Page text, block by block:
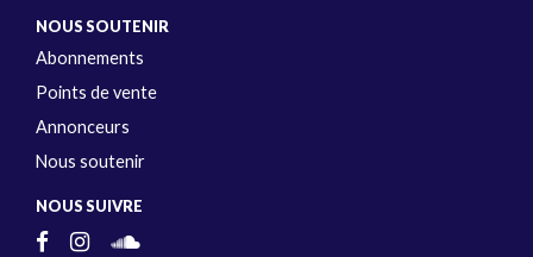
NOUS SOUTENIR
Abonnements
Points de vente
Annonceurs
Nous soutenir
NOUS SUIVRE